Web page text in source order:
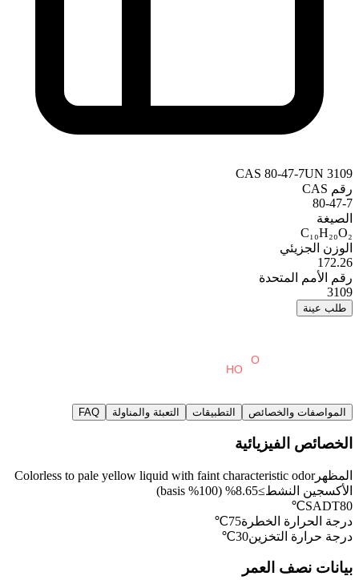
CAS 80-47-7UN 3109
رقم CAS
80-47-7
الصيغة
C₁₀H₂₀O₂
الوزن الجزيئي
172.26
رقم الأمم المتحدة
3109
طلب عينة
المواصفات والخصائص التطبيقات التعبئة والمناولة FAQ
الخصائص الفيزيائية
المظهرColorless to pale yellow liquid with faint characteristic odor
الأكسجين النشط≥8.65% (100% basis)
SADT80℃
درجة الحرارة الخطرة75℃
درجة حرارة التخزين30℃
بيانات نصف العمر